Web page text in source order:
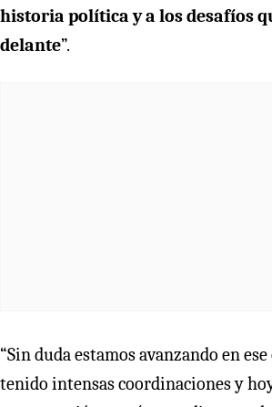
historia política y a los desafíos
delante”.
“Sin duda estamos avanzando en
tenido intensas coordinaciones y